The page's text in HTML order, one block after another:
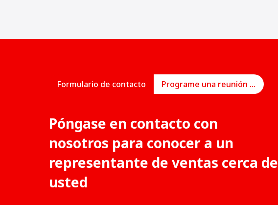
Formulario de contacto Programe una reunión en línea
Póngase en contacto con
nosotros para conocer a un
representante de ventas cerca de
usted